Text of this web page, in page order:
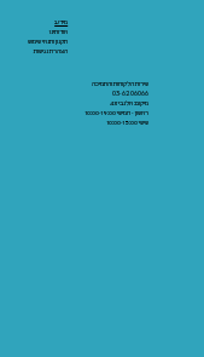
שירות הלקוחות והתמיכה
03-6206066
מיקום: אלנבי 43
ראשון - חמישי 10:00-19:00
שישי 10:00-15:00
מידע:
אודותינו
תקנון ותנאי שימוש
הצהרת נגישות